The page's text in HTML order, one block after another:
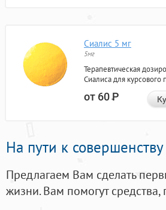
Сиалис 5 мг
5мг
Терапевтическая
Сиалиса для курсового
от 60Р
На пути к
Предлагаем Вам сделать
жизни. Вам помогут